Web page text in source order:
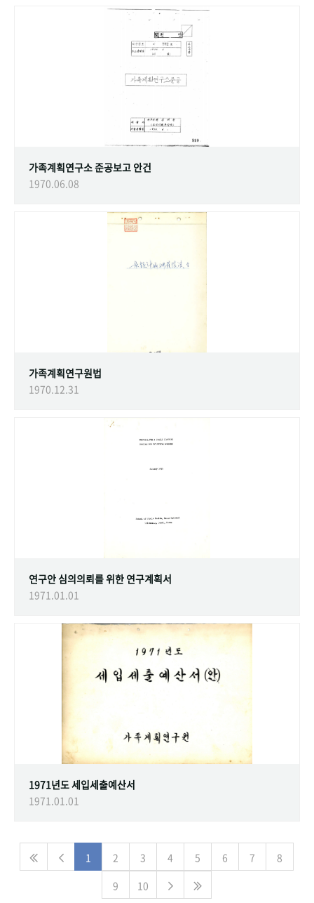
가족계획연구소 준공보고 안건
1970.06.08
가족계획연구원법
1970.12.31
연구안 심의의뢰를 위한 연구계획서
1971.01.01
1971년도 세입세출예산서
1971.01.01
1 2 3 4 5 6 7
8
9
10